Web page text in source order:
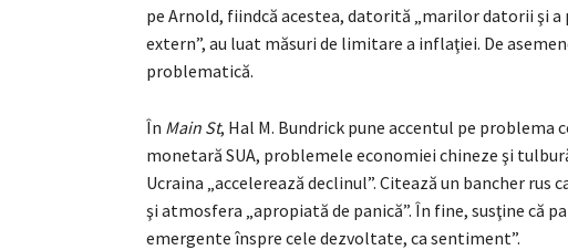
pe Arnold, fiindcă acestea, datorită „marilor datorii şi
extern”, au luat măsuri de limitare a inflaţiei. De
problematică.
În Main St, Hal M. Bundrick pune accentul pe
monetară SUA, problemele economiei chineze şi
Ucraina „accelerează declinul”. Citează un bancher rus
şi atmosfera „apropiată de panică”. În fine, susţine că
emergente înspre cele dezvoltate, ca sentiment”.